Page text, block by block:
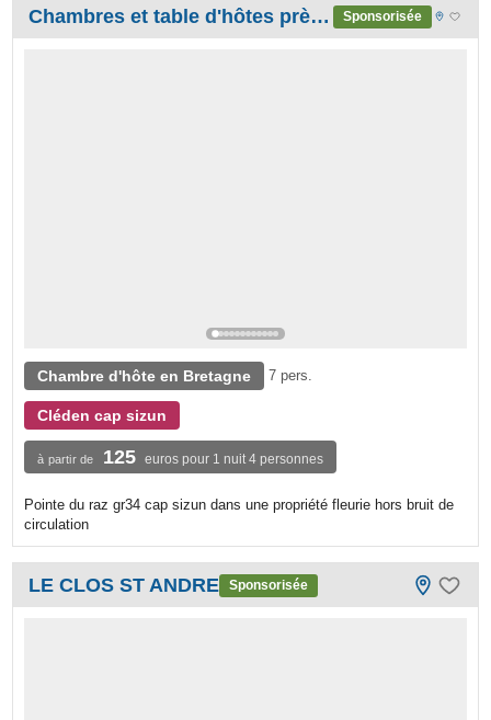
Chambres et table d'hôtes près de la pointe du Raz en Cap Sizun Sponsorisée
Chambre d'hôte en Bretagne 7 pers.
Cléden cap sizun
à partir de 125 euros pour 1 nuit 4 personnes
Pointe du raz gr34 cap sizun dans une propriété fleurie hors bruit de
circulation
LE CLOS ST ANDRE Sponsorisée